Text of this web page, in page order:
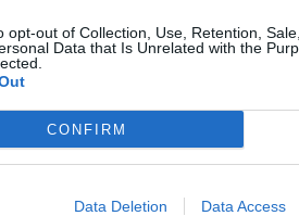
opt-out of Collection, Use, Retention,
Data that Is Unrelated with the
CONFIRM
Data Deletion Data Access
skendi
oro
mieste –
blogiausių
ribojimų